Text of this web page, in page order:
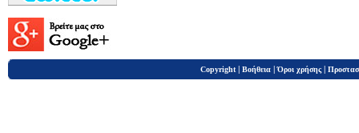
Copyright | Βοήθεια |Όροι χρήσης |